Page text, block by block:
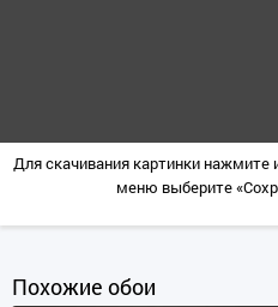
Для скачивания картинки
меню выберите
Похожие обои